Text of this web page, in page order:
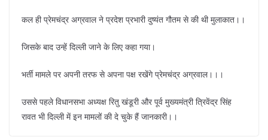
कल ही प्रेमचंद्र अग्रवाल ने प्रदेश प्रभारी दुष्यंत गौतम से की थी मुलाकात।।
जिसके बाद उन्हें दिल्ली जाने के लिए कहा गया।
भर्ती मामले पर अपनी तरफ से अपना पक्ष रखेंगे प्रेमचंद्र अग्रवाल।।।
उससे पहले विधानसभा अध्यक्ष रितु खंडूरी और पूर्व मुख्यमंत्री त्रिवेंद्र सिंह
रावत भी दिल्ली में इन मामलों की दे चुके हैं जानकारी।।